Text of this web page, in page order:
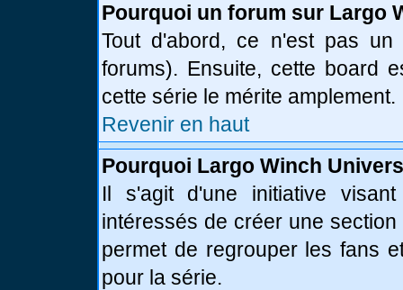
Pourquoi un forum sur Largo
Tout d'abord, ce n'est pas un
forums). Ensuite, cette board
cette série le mérite amplement.
Revenir en haut
Pourquoi Largo Winch
Il s'agit d'une initiative
intéressés de créer une
permet de regrouper les fans
pour la série.